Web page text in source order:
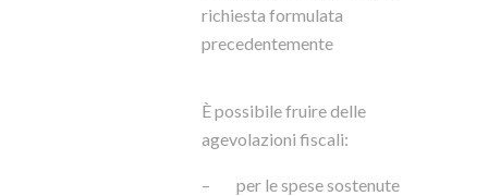
richiesta formulata
precedentemente
È possibile fruire delle
agevolazioni fiscali:
– per le spese sostenute